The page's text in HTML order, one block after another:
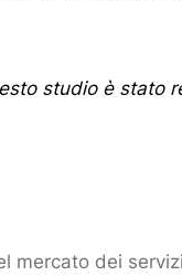
studio è stato
mercato dei